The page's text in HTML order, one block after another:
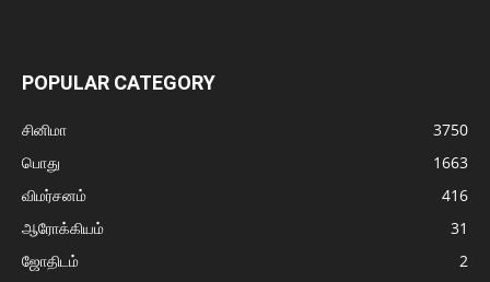
POPULAR CATEGORY
சினிமா
3750
பொது
1663
விமர்சனம்
416
ஆரோக்கியம்
31
ஜோதிடம்
2